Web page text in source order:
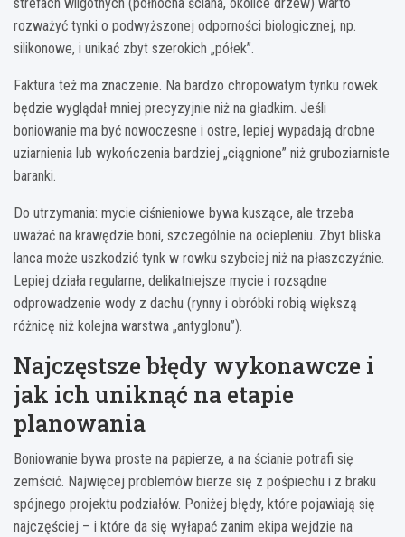
rozważyć tynki o podwyższonej odporności biologicznej, np.
silikonowe, i unikać zbyt szerokich „półek”.
Faktura też ma znaczenie. Na bardzo chropowatym tynku rowek
będzie wyglądał mniej precyzyjnie niż na gładkim. Jeśli
boniowanie ma być nowoczesne i ostre, lepiej wypadają drobne
uziarnienia lub wykończenia bardziej „ciągnione” niż gruboziarniste
baranki.
Do utrzymania: mycie ciśnieniowe bywa kuszące, ale trzeba
uważać na krawędzie boni, szczególnie na ociepleniu. Zbyt bliska
lanca może uszkodzić tynk w rowku szybciej niż na płaszczyźnie.
Lepiej działa regularne, delikatniejsze mycie i rozsądne
odprowadzenie wody z dachu (rynny i obróbki robią większą
różnicę niż kolejna warstwa „antyglonu”).
Najczęstsze błędy wykonawcze i
jak ich uniknąć na etapie
planowania
Boniowanie bywa proste na papierze, a na ścianie potrafi się
zemścić. Najwięcej problemów bierze się z pośpiechu i z braku
spójnego projektu podziałów. Poniżej błędy, które pojawiają się
najczęściej – i które da się wyłapać zanim ekipa wejdzie na